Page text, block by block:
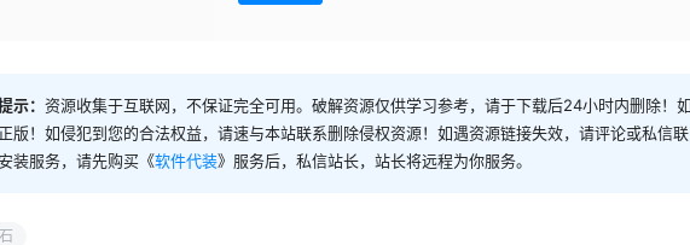
示： 资源收集于互联网，不保证完全可用。破解资源仅供学习参考，请于下载后24小时内删除！
版！如侵犯到您的合法权益，请速与本站联系删除侵权资源！如遇资源链接失效，请评论或私信联
装服务，请先购买《软件代装》服务后，私信站长，站长将远程为你服务。